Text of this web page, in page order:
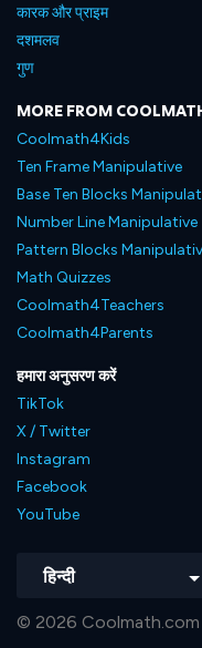
कारक और प्राइम
दशमलव
गुण
MORE FROM
Coolmath4Kids
Ten Frame Manipulative
Base Ten Blocks
Number Line Manipulative
Pattern Blocks
Math Quizzes
Coolmath4Teachers
Coolmath4Parents
हमारा अनुसरण करें
TikTok
X / Twitter
Instagram
Facebook
YouTube
हिन्दी
© 2026 Coolmath.com